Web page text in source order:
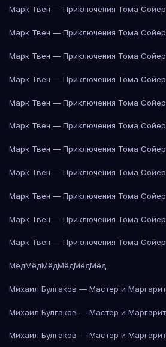
Марк Твен — Приключения Тома
Марк Твен — Приключения Тома
Марк Твен — Приключения Тома
Марк Твен — Приключения Тома
Марк Твен — Приключения Тома
Марк Твен — Приключения Тома
Марк Твен — Приключения Тома
Марк Твен — Приключения Тома
Марк Твен — Приключения Тома
Марк Твен — Приключения Тома
Марк Твен — Приключения Тома
МёдМёдМёдМёдМёдМёд
Михаил Булгаков — Мастер и
Михаил Булгаков — Мастер и
Михаил Булгаков — Мастер и